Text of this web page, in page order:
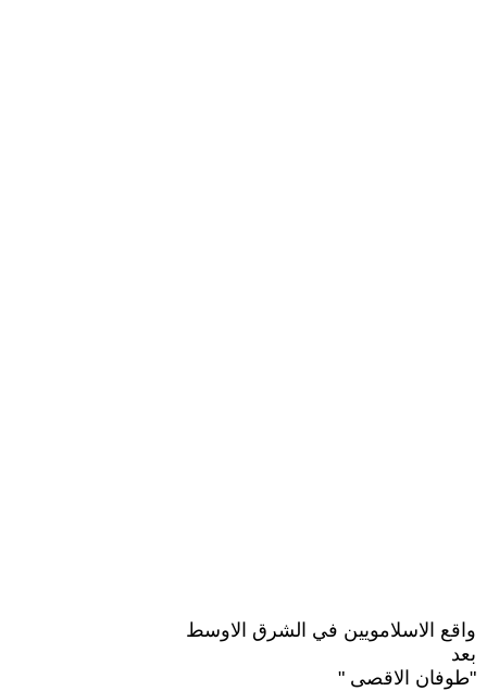
واقع الاسلامويين في الشرق الاوسط
بعد
"طوفان الاقصى "